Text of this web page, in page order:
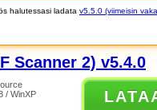
halutessasi ladata v5.5.0 (viimeisin
Scanner 2) v5.4.0
/ WinXP